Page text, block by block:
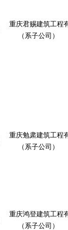
重庆君赐建筑工程
（系子公司）
重庆勉肃建筑工程
（系子公司）
重庆鸿登建筑工程
（系子公司）